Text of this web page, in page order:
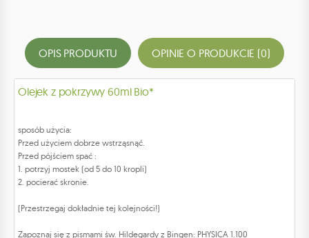
OPIS PRODUKTU OPINIE O PRODUKCIE (0)
Olejek z pokrzywy 60ml Bio*
sposób użycia:
Przed użyciem dobrze wstrząsnąć.
Przed pójściem spać :
1. potrzyj mostek (od 5 do 10 kropli)
2. pocierać skronie.
(Przestrzegaj dokładnie tej kolejności!)
Zapoznaj się z pismami św. Hildegardy z Bingen: PHYSICA 1.100